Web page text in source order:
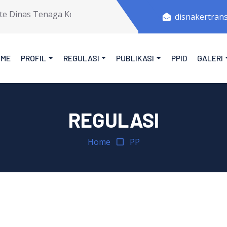
Tenaga Kerja Dan Transmigrasi Provinsi Jawa
PROFIL REGULASI PUBLIKASI PPID GALERI
REGULASI
Home PP